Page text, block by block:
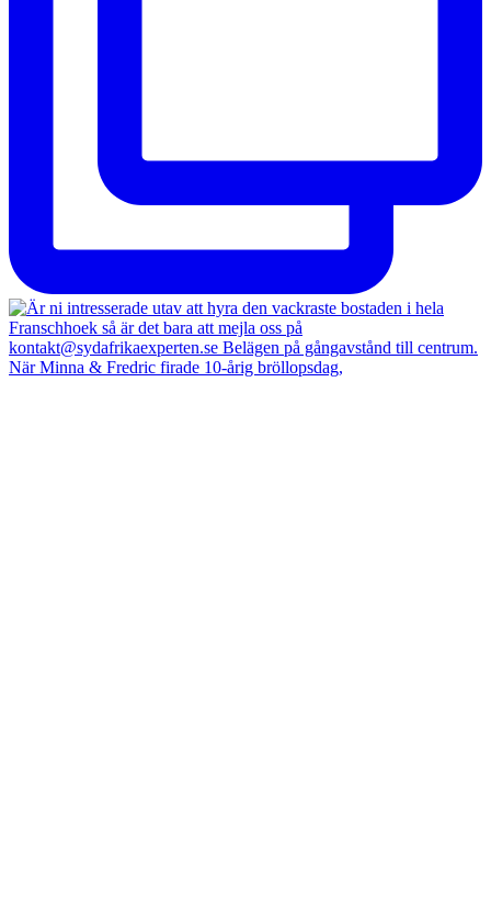
När Minna & Fredric firade 10-årig bröllopsdag,